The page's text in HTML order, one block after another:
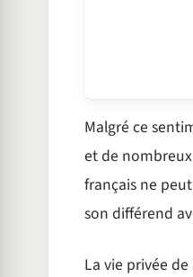
Malgré ce
et de
français ne
son différend
La vie privée